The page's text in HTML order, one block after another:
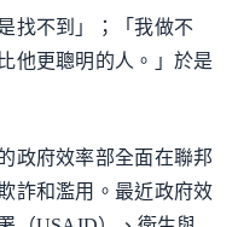
找不到」；「我做不
他更聰明的人。」於是
政府效率部全面在聯邦
詐和濫用。最近政府效